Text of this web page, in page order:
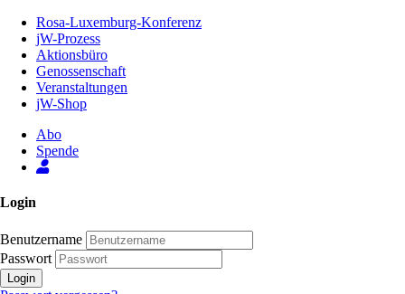
Inhalt
Seite
Rosa-Luxemburg-Konferenz
jW-Prozess
Aktionsbüro
Genossenschaft
Veranstaltungen
jW-Shop
Abo
Spende
Login
Benutzername
Passwort
Login